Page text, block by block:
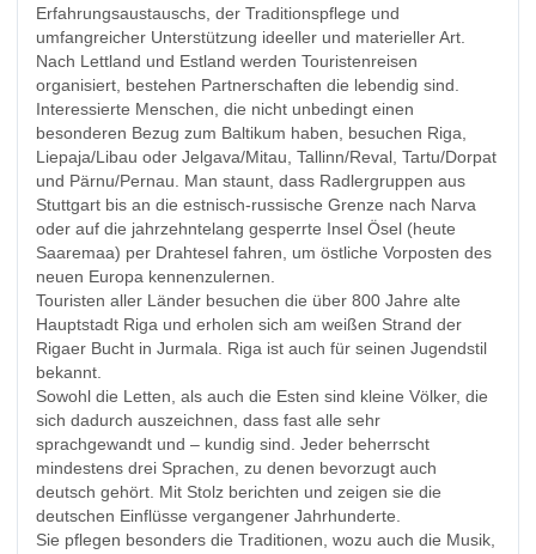
Erfahrungsaustauschs, der Traditionspflege und
umfangreicher Unterstützung ideeller und materieller Art.
Nach Lettland und Estland werden Touristenreisen
organisiert, bestehen Partnerschaften die lebendig sind.
Interessierte Menschen, die nicht unbedingt einen
besonderen Bezug zum Baltikum haben, besuchen Riga,
Liepaja/Libau oder Jelgava/Mitau, Tallinn/Reval, Tartu/Dorpat
und Pärnu/Pernau. Man staunt, dass Radlergruppen aus
Stuttgart bis an die estnisch-russische Grenze nach Narva
oder auf die jahrzehntelang gesperrte Insel Ösel (heute
Saaremaa) per Drahtesel fahren, um östliche Vorposten des
neuen Europa kennenzulernen.
Touristen aller Länder besuchen die über 800 Jahre alte
Hauptstadt Riga und erholen sich am weißen Strand der
Rigaer Bucht in Jurmala. Riga ist auch für seinen Jugendstil
bekannt.
Sowohl die Letten, als auch die Esten sind kleine Völker, die
sich dadurch auszeichnen, dass fast alle sehr
sprachgewandt und – kundig sind. Jeder beherrscht
mindestens drei Sprachen, zu denen bevorzugt auch
deutsch gehört. Mit Stolz berichten und zeigen sie die
deutschen Einflüsse vergangener Jahrhunderte.
Sie pflegen besonders die Traditionen, wozu auch die Musik,